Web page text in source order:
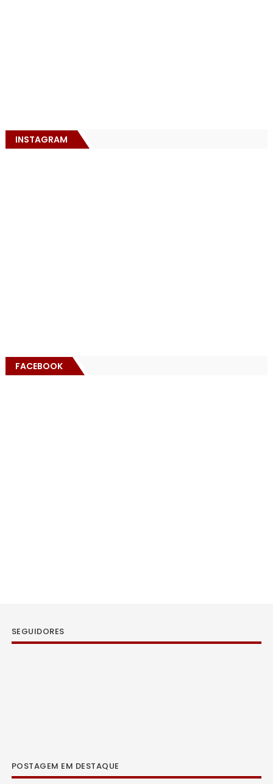
INSTAGRAM
FACEBOOK
SEGUIDORES
POSTAGEM EM DESTAQUE